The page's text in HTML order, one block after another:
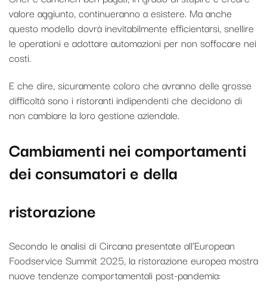
valore aggiunto, continueranno a esistere. Ma anche
questo modello dovrà inevitabilmente efficientarsi, snellire
le operationi e adottare automazioni per non soffocare nei
costi.
E che dire, sicuramente coloro che avranno delle grosse
difficoltà sono i ristoranti indipendenti che decidono di
non cambiare la loro gestione aziendale.
Cambiamenti nei comportamenti
dei consumatori e della
ristorazione
Secondo le analisi di Circana presentate all’European
Foodservice Summit 2025, la ristorazione europea mostra
nuove tendenze comportamentali post-pandemia: